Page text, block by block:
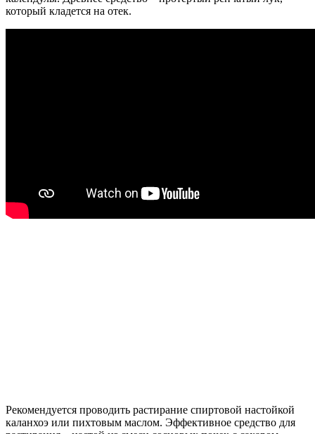
который кладется на отек.
Рекомендуется проводить растирание спиртовой настойкой
каланхоэ или пихтовым маслом. Эффективное средство для